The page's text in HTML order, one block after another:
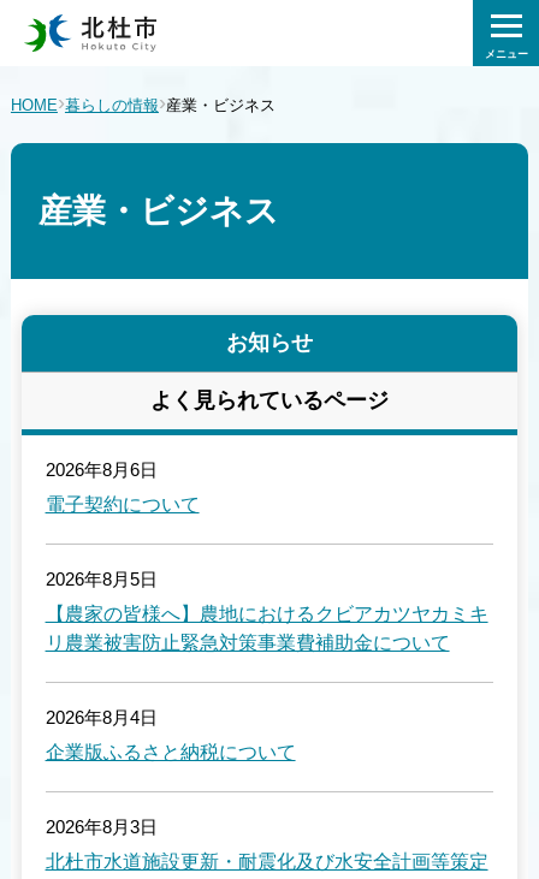
メニュー
HOME›暮らしの情報›産業・ビジネス
産業・ビジネス
お知らせ
よく見られているページ
2026年8月6日
電子契約について
2026年8月5日
【農家の皆様へ】農地におけるクビアカツヤカミキ
リ農業被害防止緊急対策事業費補助金について
2026年8月4日
企業版ふるさと納税について
2026年8月3日
北杜市水道施設更新・耐震化及び水安全計画等策定